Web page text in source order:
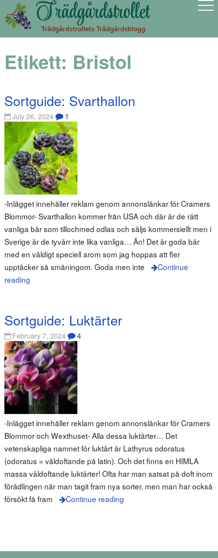
Etikett: Bristol
Sortguide: Svarthallon
July 26, 2024 1
-Inlägget innehåller reklam genom annonslänkar för Cramers
Blommor- Svarthallon kommer från USA och där är de rätt
vanliga bär som tillochmed odlas och säljs kommersiellt men i
Sverige är de tyvärr inte lika vanliga… Än! Det är goda bär
med en väldigt speciell arom som jag hoppas att fler
upptäcker så småningom. Goda men inte
Continue
reading
Sortguide: Luktärter
February 7, 2024 4
-Inlägget innehåller reklam genom annonslänkar för Cramers
Blommor och Wexthuset- Alla dessa luktärter… Det
vetenskapliga namnet för luktärt är Lathyrus odoratus
(odoratus = väldoftande på latin). Och det finns en HIMLA
massa väldoftande luktärter! Ofta har man satsat på doft inom
förädlingen när man tagit fram nya sorter, men man har också
försökt få fram
Continue reading